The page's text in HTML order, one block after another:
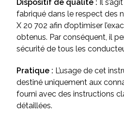
Dispositif de qualité : Il
fabriqué dans le respect des
X 20 702 afin d’optimiser
obtenus. Par conséquent, il
sécurité de tous les
Pratique : L’usage de cet
destiné uniquement aux
fourni avec des instructions
détaillées.